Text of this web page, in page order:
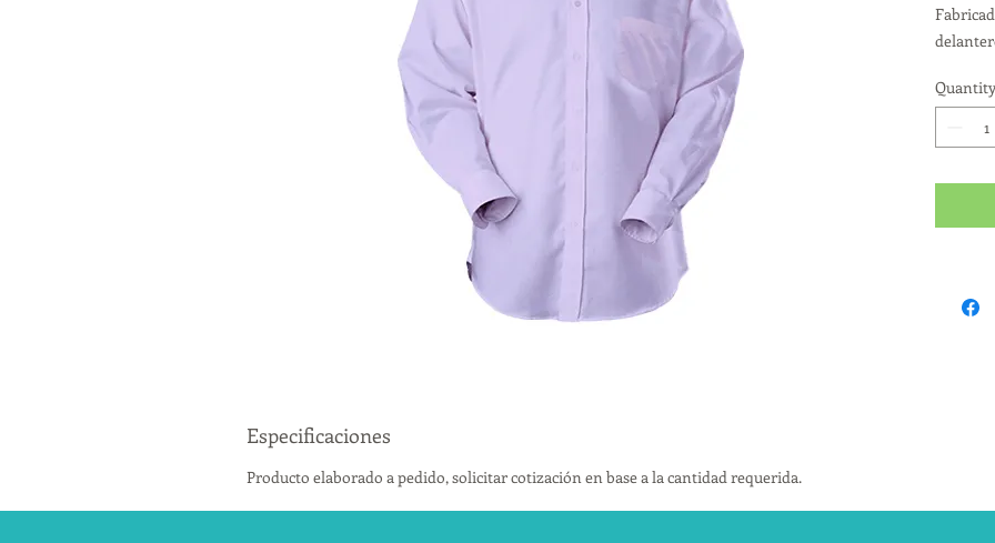
Quantity
Especificaciones
Producto elaborado a pedido, solicitar cotización en base a la cantidad requerida.